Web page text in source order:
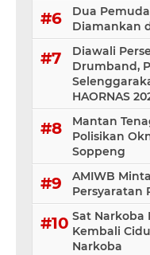
Dua
Diamankan
Diawali
Drumband,
HAORNAS
Mantan
Polisikan
Soppeng
AMIWB
Persyaratan
Sat Narkoba
Kembali
Narkoba